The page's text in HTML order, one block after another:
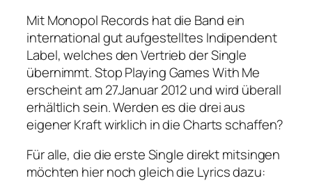
Mit Monopol Records hat die Band ein
international gut aufgestelltes Indipendent
Label, welches den Vertrieb der Single
übernimmt. Stop Playing Games With Me
erscheint am 27.Januar 2012 und wird überall
erhältlich sein. Werden es die drei aus
eigener Kraft wirklich in die Charts schaffen?
Für alle, die die erste Single direkt mitsingen
möchten hier noch gleich die Lyrics dazu: